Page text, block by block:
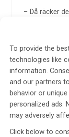
To provide the
technologies like
information.
and our partners
behavior or
personalized ads.
may adversely
Click below to
– Då räcker
kunskap
konstgjord
att man
säger